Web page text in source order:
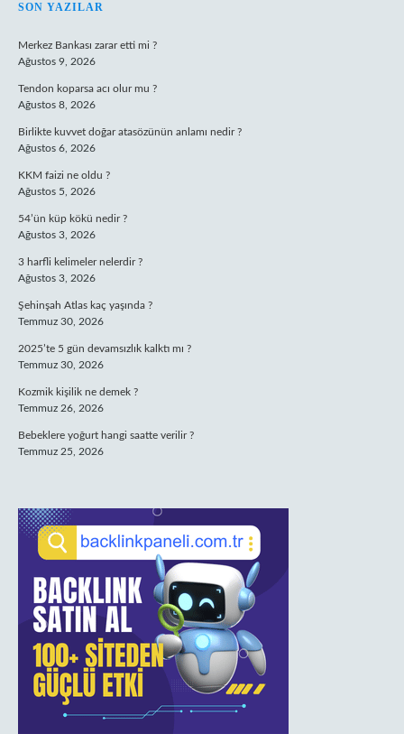
SIDEBAR
SON YAZILAR
Merkez Bankası zarar etti mi ?
Ağustos 9, 2026
Tendon koparsa acı olur mu ?
Ağustos 8, 2026
Birlikte kuvvet doğar atasözünün anlamı nedir ?
Ağustos 6, 2026
KKM faizi ne oldu ?
Ağustos 5, 2026
54’ün küp kökü nedir ?
Ağustos 3, 2026
3 harfli kelimeler nelerdir ?
Ağustos 3, 2026
Şehinşah Atlas kaç yaşında ?
Temmuz 30, 2026
2025’te 5 gün devamsızlık kalktı mı ?
Temmuz 30, 2026
Kozmik kişilik ne demek ?
Temmuz 26, 2026
Bebeklere yoğurt hangi saatte verilir ?
Temmuz 25, 2026